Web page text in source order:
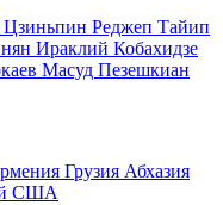
Реджеп Тайип
Ираклий Кобахидзе
Масуд Пезешкиан
Грузия Абхазия
США